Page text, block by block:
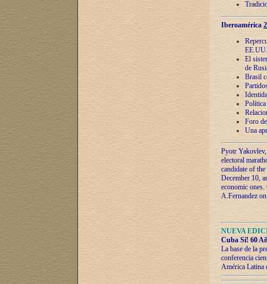
Iberoamérica
EE.UU.
El
de
Brasil
Política
Foro
Una
Pyotr
electoral
candidate of
December 10,
economic
A.Fernandez
NUEVA
Cuba Sí! 60
La base de la
conferencia
América Latina